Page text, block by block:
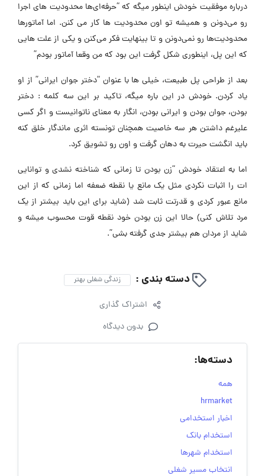
درباره موفقیت خودش اینطور میگه که “حرفه‌ای‌ها محدودیت های اجرا
رو می‌دونن و همیشه تو اون محدودیت ها کار می کنن. اما آماتورها
محدودیت‌ها رو نمی‌دونن و تا بینهایت فکر می‌‎کنن و یکی از علت هایی
که این پل، اینطوری شکل گرفت این بود که من وقعا آماتور بودم”
بعد از طراحی پل طبیعت، خیلی ها با عنوان “دختر جوان ایرانی” از او
یاد کردن. خودش در این باره میگه، تاکید بر این سه کلمه : دختر
بودن، جوان بودن و ایرانى بودن، انگار به معناى ناتوانیست و اگر كسى
علیرغم داشتن هر سه خاصیت همچنان تونسته اثرى ماندگار خلق كنه
باید انگشت حیرت به دهان گرفت و اون رو تشویق کرد.
اما به اعتقاد خودش “زن بودن تا زمانی که شناخته نشدی و توانایی
ات را اثبات نکردی مثل یک مانع یا نقطه ضعفه اما زمانی که از این
مانع عبور کردی و قدرتت ثابت شد (شاید برای این باید بیشتر از یک
مرد تلاش کنی) حالا این زن بودن خود نقطه قوت محسوب میشه و
شاید از مردان هم بیشتر جدی گرفته بشی”.
دسته بندی : زندگی شغلی بهتر
اشتراک گذاری
بدون دیدگاه
دسته‌ها:
همه
hrmarket
اخبار استخدامی
استخدام بانک
استخدام شهرها
انتخاب مسیر شغلی